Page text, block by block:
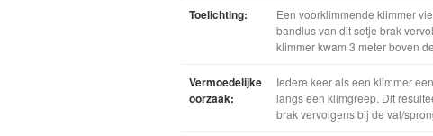
Toelichting:
Een voorklimmende klimmer
bandlus van dit setje brak
klimmer kwam 3 meter boven
Vermoedelijke
oorzaak:
Iedere keer als een klimmer
langs een klimgreep. Dit
brak vervolgens bij de val/